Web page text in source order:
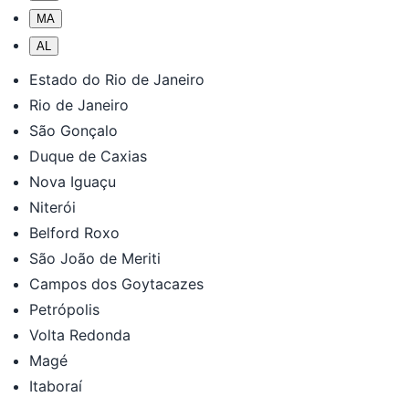
MA
AL
Estado do Rio de Janeiro
Rio de Janeiro
São Gonçalo
Duque de Caxias
Nova Iguaçu
Niterói
Belford Roxo
São João de Meriti
Campos dos Goytacazes
Petrópolis
Volta Redonda
Magé
Itaboraí